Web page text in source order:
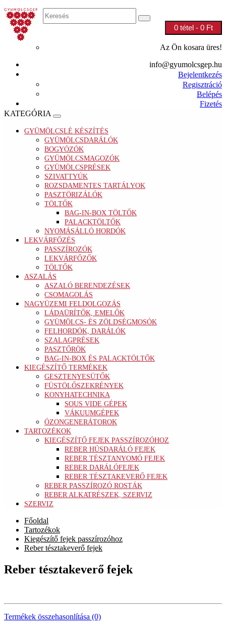
0 tétel - 0 Ft
Az Ön kosara üres!
info@gyumolcsgep.hu
Bejelentkezés
Regisztráció
Belépés
Fizetés
KATEGÓRIA
GYÜMÖLCSLÉ KÉSZÍTÉS
GYÜMÖLCSDARÁLÓK
BOGYÓZÓK
GYÜMÖLCSMAGOZÓK
GYÜMÖLCSPRÉSEK
SZIVATTYÚK
ROZSDAMENTES TARTÁLYOK
PASZTÖRIZÁLÓK
TÖLTŐK
BAG-IN-BOX TÖLTŐK
PALACKTÖLTŐK
NYOMÁSÁLLÓ HORDÓK
LEKVÁRFŐZÉS
PASSZÍROZÓK
LEKVÁRFŐZŐK
TÖLTŐK
ASZALÁS
ASZALÓ BERENDEZÉSEK
CSOMAGOLÁS
NAGYÜZEMI FELDOLGOZÁS
LÁDAÜRÍTŐK, EMELŐK
GYÜMÖLCS- ÉS ZÖLDSÉGMOSÓK
FELHORDÓK, DARÁLÓK
SZALAGPRÉSEK
PASZTŐRÖK
BAG-IN-BOX ÉS PALACKTÖLTŐK
KIEGÉSZÍTŐ TERMÉKEK
GESZTENYESÜTŐK
FÜSTÖLŐSZEKRÉNYEK
KONYHATECHNIKA
SOUS VIDE GÉPEK
VÁKUUMGÉPEK
ÓZONGENERÁTOROK
TARTOZÉKOK
KIEGÉSZÍTŐ FEJEK PASSZÍROZÓHOZ
REBER HÚSDARÁLÓ FEJEK
REBER TÉSZTANYOMÓ FEJEK
REBER DARÁLÓFEJEK
REBER TÉSZTAKEVERŐ FEJEK
REBER PASSZÍROZÓ ROSTÁK
REBER ALKATRÉSZEK, SZERVIZ
SZERVIZ
Főoldal
Tartozékok
Kiegészítő fejek passzírozóhoz
Reber tésztakeverő fejek
Reber tésztakeverő fejek
Termékek összehasonlítása (0)